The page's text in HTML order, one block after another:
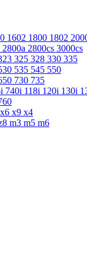
1602 1800 1802
2800cs 3000cs
325 328 330 335
535 545 550
730 735
740i 118i 120i 130i
x9 x4
m3 m5 m6